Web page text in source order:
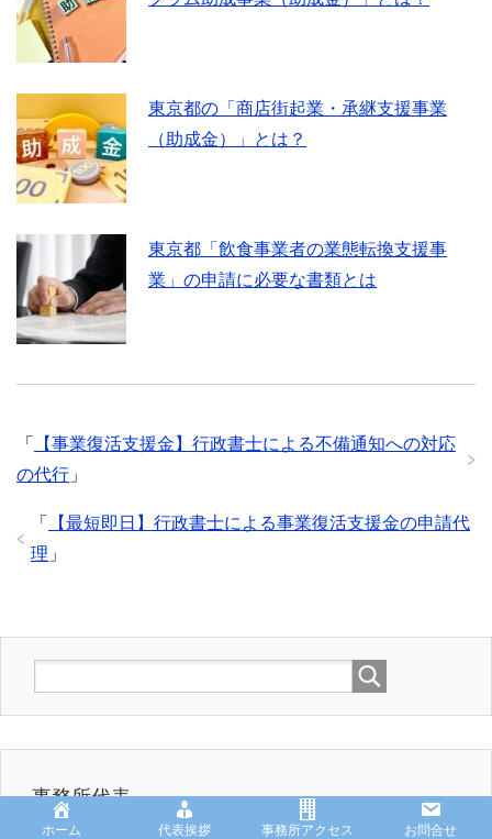
東京都の「商店街起業・承継支援事業
（助成金）」とは？
東京都「飲食事業者の業態転換支援事
業」の申請に必要な書類とは
「
【事業復活支援金】行政書士による不備通知への対応
の代行 」
「
【最短即日】行政書士による事業復活支援金の申請代
理 」
事務所代表
ホーム 代表挨拶 事務所アクセス お問合せ